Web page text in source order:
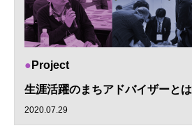
Project
生涯活躍のまちアドバイザーとは
2020.07.29